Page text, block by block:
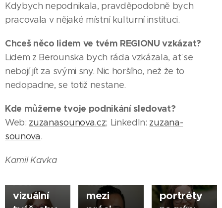
Kdybych nepodnikala, pravděpodobně bych
pracovala v nějaké místní kulturní instituci.
Chceš něco lidem ve tvém REGIONU vzkázat?
Lidem z Berounska bych ráda vzkázala, ať se
nebojí jít za svými sny. Nic horšího, než že to
nedopadne, se totiž nestane.
Kde můžeme tvoje podnikání sledovat?
Web: zuzanasounova.cz; LinkedIn: zuzana-
sounova.
Kamil Kavka
28.04.2026
BEROUN
|Petra
Gregušová
firmám
řeší
vizuální
08.01.2026
|Jiří Wolf
těží
dělí čas
mezi
24.11.2025
BEROUN
autentické
portréty